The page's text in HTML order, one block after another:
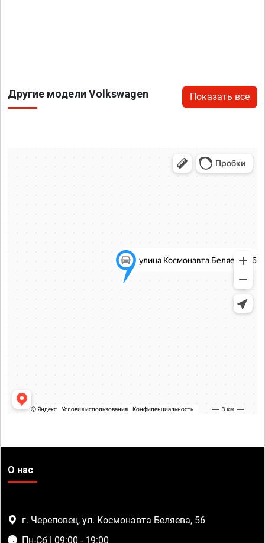
Другие модели Volkswagen Показать все
О нас
г. Череповец, ул. Космонавта Беляева, 56
Пн-Сб | 09:00 - 19:00